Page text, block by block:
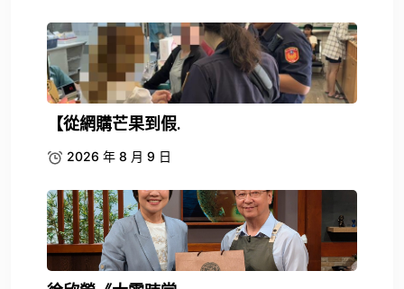
【從網購芒果到假.
2026 年 8 月 9 日